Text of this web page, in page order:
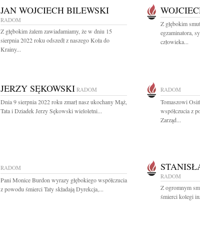
JAN WOJCIECH BILEWSKI
RADOM
Z głębokim żalem zawiadamiamy, że w dniu 15
sierpnia 2022 roku odszedł z naszego Koła do
Krainy...
Z głębokim
egzaminatora,
człowieka...
JERZY SĘKOWSKI RADOM
Dnia 9 sierpnia 2022 roku zmarł nasz ukochany Mąż,
Tata i Dziadek Jerzy Sękowski wieloletni...
RADOM
Tomaszowi
współczucia z
Zarząd...
RADOM
Pani Monice Burdon wyrazy głębokiego współczucia
z powodu śmierci Taty składają Dyrekcja,...
RADOM
Z ogromnym
śmierci kolegi